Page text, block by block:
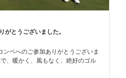
がとうございました。
ペへのご参加ありがとうございま